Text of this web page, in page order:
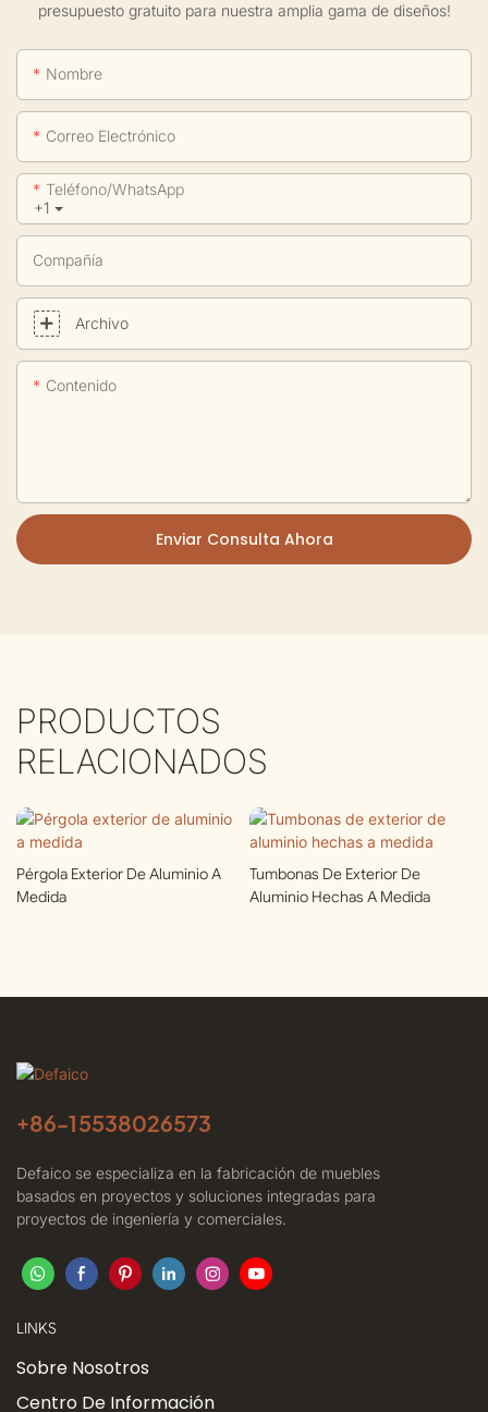
presupuesto gratuito para nuestra amplia gama de diseños!
Nombre
Correo Electrónico
+1
Teléfono/WhatsApp
Compañía
Archivo
Contenido
Enviar Consulta Ahora
PRODUCTOS
RELACIONADOS
Pérgola Exterior De Aluminio A
Medida
Tumbonas De Exterior De
Aluminio Hechas A Medida
+86-15538026573
Defaico se especializa en la fabricación de muebles
basados ​​en proyectos y soluciones integradas para
proyectos de ingeniería y comerciales.
LINKS
Sobre Nosotros
Centro De Información